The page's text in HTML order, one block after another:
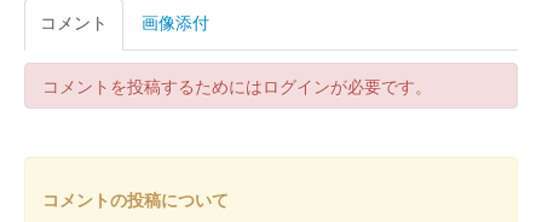
コメント 画像添付
コメントを投稿するためにはログインが必要です。
コメントの投稿について